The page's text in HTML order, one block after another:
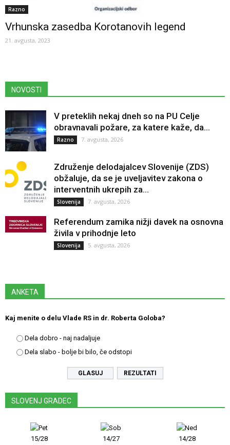
Razno
Vrhunska zasedba Korotanovih legend
21. avgusta, 2023
NOVOSTI
V preteklih nekaj dneh so na PU Celje
obravnavali požare, za katere kaže, da...
Razno 7. avgusta, 2026
Združenje delodajalcev Slovenije (ZDS)
obžaluje, da se je uveljavitev zakona o
interventnih ukrepih za...
Slovenija 7. avgusta, 2026
Referendum zamika nižji davek na osnovna
živila v prihodnje leto
Slovenija 5. avgusta, 2026
ANKETA
Kaj menite o delu Vlade RS in dr. Roberta Goloba?
Dela dobro - naj nadaljuje
Dela slabo - bolje bi bilo, če odstopi
REZULTATI
SLOVENJ GRADEC
15/28
14/27
14/28